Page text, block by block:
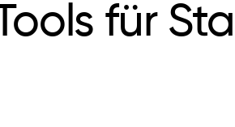
für